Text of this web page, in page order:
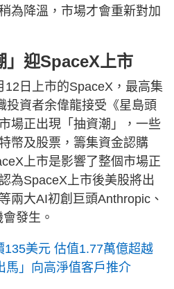
為降溫，市場才會重新對加
」迎SpaceX上市
12日上市的SpaceX，最高集
投資者余偉龍接受《星島頭
場正出現「抽資潮」，一些
幣及股票，籌集資金認購
上市是影響了整個市場正
為SpaceX上市後美股將出
兩大AI初創巨頭Anthropic、
發生。
135美元 估值1.77萬億超越
馬」向高淨值客戶推介